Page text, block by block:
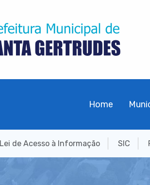
Home
Lei de Acesso à Informação SIC